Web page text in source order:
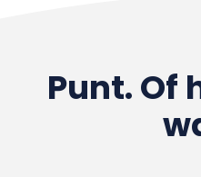
Punt. Of